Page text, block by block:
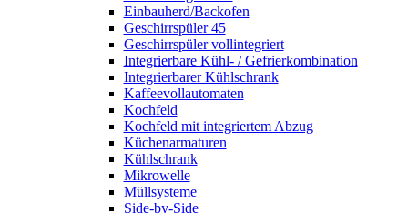
Einbauherd/Backofen
Geschirrspüler 45
Geschirrspüler vollintegriert
Integrierbare Kühl- / Gefrierkombination
Integrierbarer Kühlschrank
Kaffeevollautomaten
Kochfeld
Kochfeld mit integriertem Abzug
Küchenarmaturen
Kühlschrank
Mikrowelle
Müllsysteme
Side-by-Side